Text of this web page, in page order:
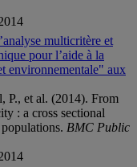
multicritère et
pour l’aide à la
environnementale" aux
P., et al. (2014). From
: a cross sectional
BMC Public